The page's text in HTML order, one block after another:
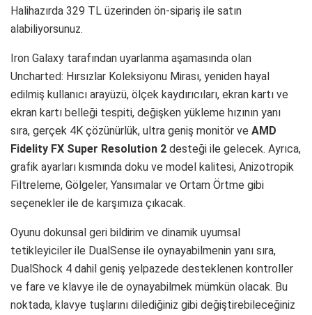
Halihazırda 329 TL üzerinden ön-sipariş ile satın
alabiliyorsunuz.
Iron Galaxy tarafından uyarlanma aşamasında olan
Uncharted: Hırsızlar Koleksiyonu Mirası, yeniden hayal
edilmiş kullanıcı arayüzü, ölçek kaydırıcıları, ekran kartı ve
ekran kartı belleği tespiti, değişken yükleme hızının yanı
sıra, gerçek 4K çözünürlük, ultra geniş monitör ve AMD
Fidelity FX Super Resolution 2 desteği ile gelecek. Ayrıca,
grafik ayarları kısmında doku ve model kalitesi, Anizotropik
Filtreleme, Gölgeler, Yansımalar ve Ortam Örtme gibi
seçenekler ile de karşımıza çıkacak.
Oyunu dokunsal geri bildirim ve dinamik uyumsal
tetikleyiciler ile DualSense ile oynayabilmenin yanı sıra,
DualShock 4 dahil geniş yelpazede desteklenen kontroller
ve fare ve klavye ile de oynayabilmek mümkün olacak. Bu
noktada, klavye tuşlarını dilediğiniz gibi değiştirebileceğiniz